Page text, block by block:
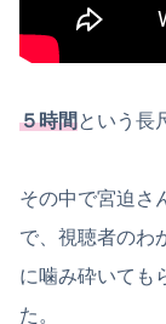
５時間という長
その中で宮迫さ
で、視聴者のわ
に噛み砕いても
た。